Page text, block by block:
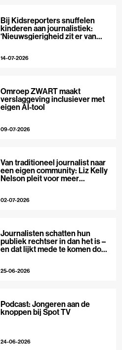
Bij Kidsreporters snuffelen
kinderen aan journalistiek:
‘Nieuwsgierigheid zit er van
14-07-2026
Omroep ZWART maakt
verslaggeving inclusiever met
eigen AI-tool
09-07-2026
Van traditioneel journalist naar
een eigen community: Liz Kelly
Nelson pleit voor meer
02-07-2026
Journalisten schatten hun
publiek rechtser in dan het is –
en dat lijkt mede te komen door
25-06-2026
Podcast: Jongeren aan de
knoppen bij Spot TV
24-06-2026